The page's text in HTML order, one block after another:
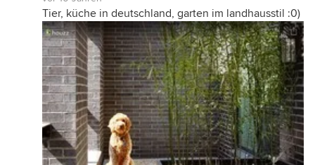
Tier, küche in deutschland, garten im landhausstil :0)